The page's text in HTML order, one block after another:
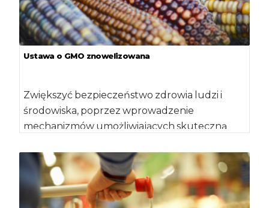
Ustawa o GMO znowelizowana
Zwiększyć bezpieczeństwo zdrowia ludzi i
środowiska, poprzez wprowadzenie
mechanizmów umożliwiających skuteczną
GMO – zakłada znowelizowana […]